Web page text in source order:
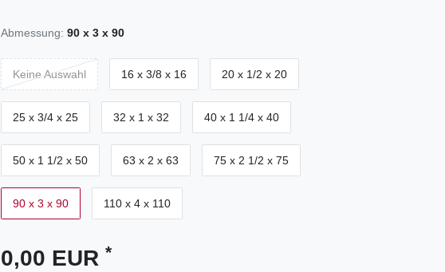
Abmessung: 90 x 3 x 90
Keine Auswahl 16 x 3/8 x 16 20 x 1/2 x 20
25 x 3/4 x 25 32 x 1 x 32 40 x 1 1/4 x 40
50 x 1 1/2 x 50 63 x 2 x 63 75 x 2 1/2 x 75
90 x 3 x 90 110 x 4 x 110
0,00 EUR *